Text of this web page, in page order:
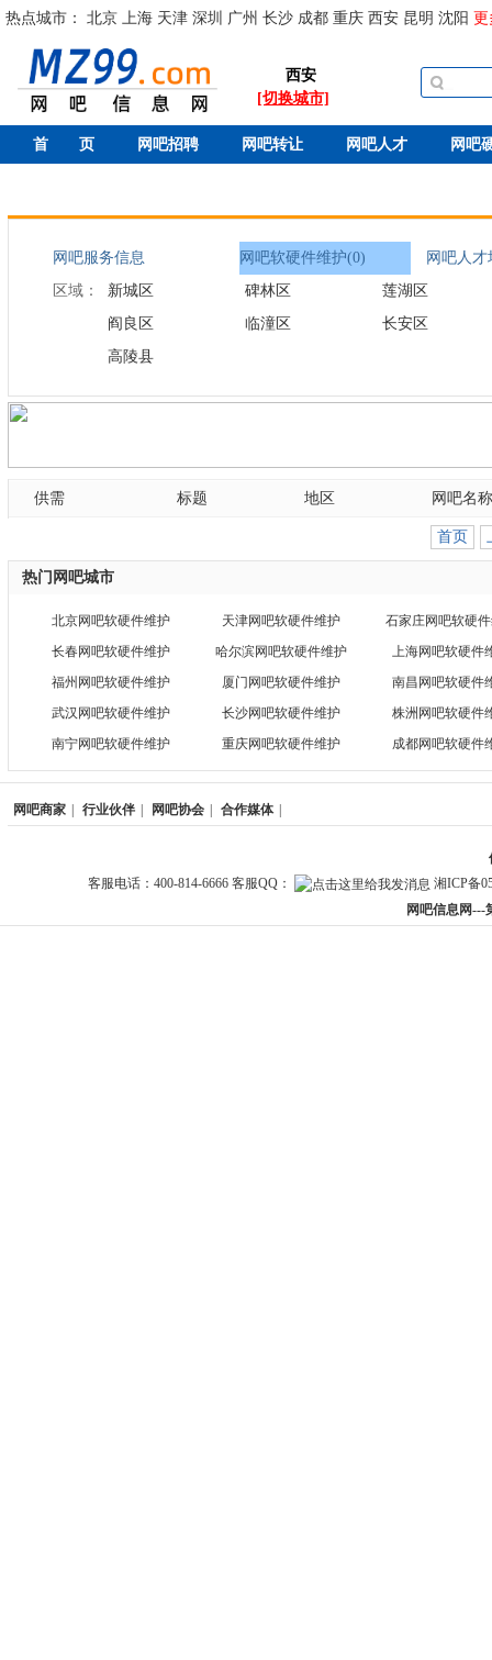
热点城市： 北京 上海 天津 深圳 广州 长沙 成都 重庆 西安 昆明 沈阳 更
西安
[切换城市]
首 页 网吧招聘 网吧转让 网吧人才 网吧
网吧服务信息 网吧软硬件维护(0)
网吧人
区域：
新城区 碑林区
莲湖区
阎良区
临潼区
长安区
高陵县
供需 标题 地区 网吧名称
首页
热门网吧城市
北京网吧软硬件维护 天津网吧软硬件维护
石家庄网吧软硬
长春网吧软硬件维护
哈尔滨网吧软硬件维护
上海网吧软硬件
福州网吧软硬件维护
厦门网吧软硬件维护
南昌网吧软硬件
武汉网吧软硬件维护
长沙网吧软硬件维护
株洲网吧软硬件
南宁网吧软硬件维护
重庆网吧软硬件维护 成都网吧软硬件
网吧商家 行业伙伴 网吧协会 合作媒体
客服电话：400-814-6666 客服QQ：
湘ICP备
网吧信息网---